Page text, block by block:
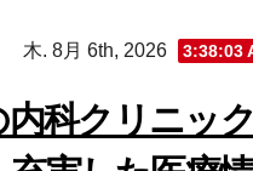
木. 8月 6th, 2026 3:38:04
内科クリニッ